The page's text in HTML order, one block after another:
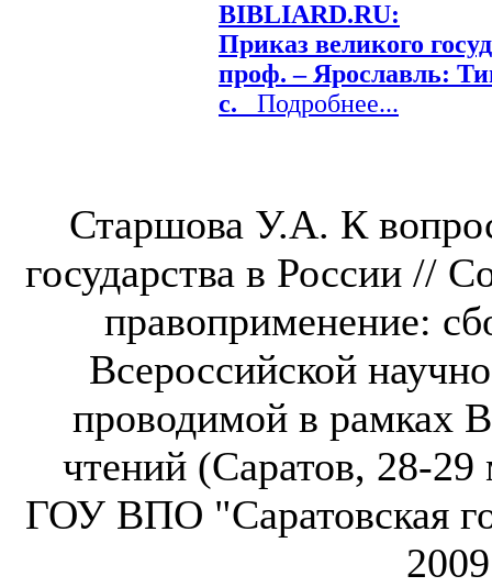
BIBLIARD.RU:
Приказ великого
проф. – Ярославль:
с. Подробнее...
Старшова У.А. К
государства в России //
правоприменение:
Всероссийской
проводимой в рамках
чтений (Саратов, 28-
ГОУ ВПО "Саратовская